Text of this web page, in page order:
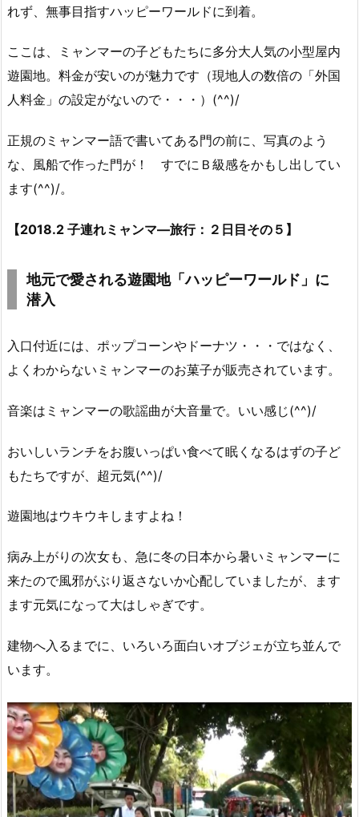
れず、無事目指すハッピーワールドに到着。
ここは、ミャンマーの子どもたちに多分大人気の小型屋内
遊園地。料金が安いのが魅力です（現地人の数倍の「外国
人料金」の設定がないので・・・）(^^)/
正規のミャンマー語で書いてある門の前に、写真のよう
な、風船で作った門が！ すでにＢ級感をかもし出してい
ます(^^)/。
【2018.2 子連れミャンマ―旅行：２日目その５】
地元で愛される遊園地「ハッピーワールド」に
潜入
入口付近には、ポップコーンやドーナツ・・・ではなく、
よくわからないミャンマーのお菓子が販売されています。
音楽はミャンマーの歌謡曲が大音量で。いい感じ(^^)/
おいしいランチをお腹いっぱい食べて眠くなるはずの子ど
もたちですが、超元気(^^)/
遊園地はウキウキしますよね！
病み上がりの次女も、急に冬の日本から暑いミャンマーに
来たので風邪がぶり返さないか心配していましたが、ます
ます元気になって大はしゃぎです。
建物へ入るまでに、いろいろ面白いオブジェが立ち並んで
います。